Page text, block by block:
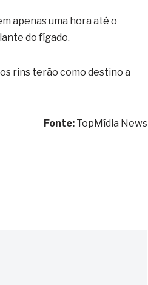
apenas uma hora até o
do fígado.
rins terão como destino a
Fonte: TopMídia News